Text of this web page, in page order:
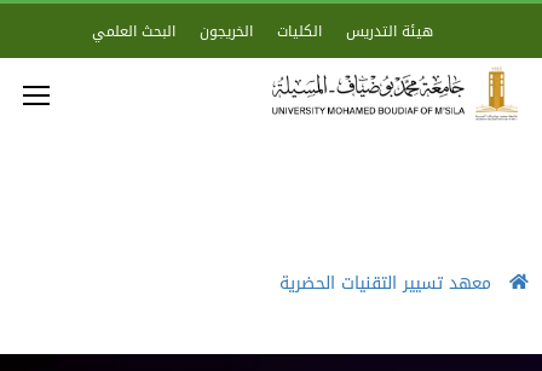
هيئة التدريس الكليات الخريجون البحث العلمي
معهد تسيير التقنيات الحضرية